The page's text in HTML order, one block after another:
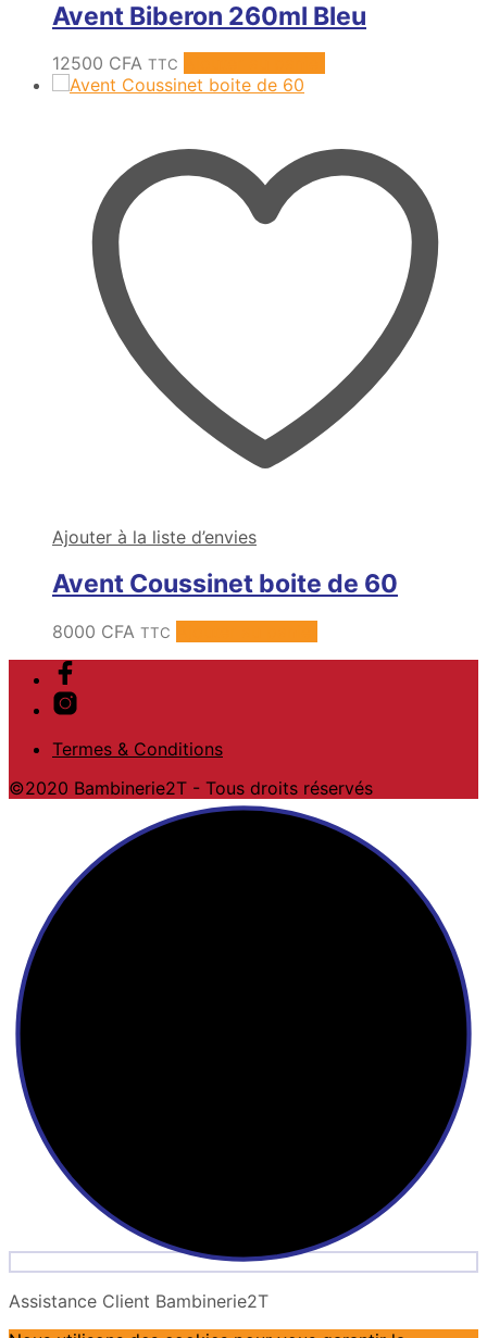
Avent Biberon 260ml Bleu
12500 CFA TTC
Ajouter à la liste d’envies
Avent Coussinet boite de 60
8000 CFA TTC
Termes & Conditions
©2020 Bambinerie2T - Tous droits réservés
Assistance Client Bambinerie2T